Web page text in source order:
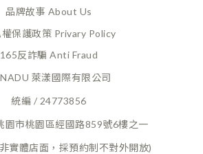
品牌故事 About Us
權保護政策 Privary Policy
165反詐騙 Anti Fraud
萊漾國際有限公司
統編 / 24773856
園市桃園區經國路859號6樓之一
實體店面，採預約制不對外開放)